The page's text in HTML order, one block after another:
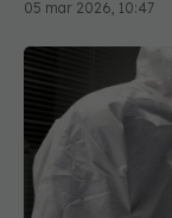
05 mar 2026, 10:47